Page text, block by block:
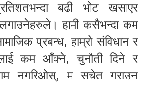
बढी भोट खसाएर
हामी कसैभन्दा कम
प्रबन्ध, हाम्रो संविधान र
कम आँक्ने, चुनौती दिने र
नगरिओस्, म सचेत गराउन